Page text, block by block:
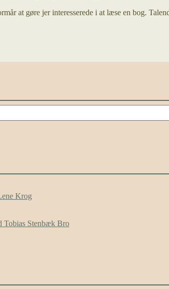
at gøre jer interesserede i at læse en bog.
Krog
Tobias Stenbæk Bro